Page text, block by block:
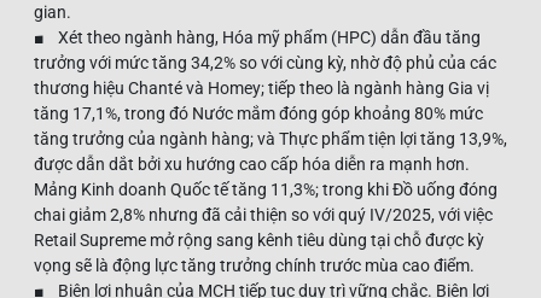
gian.
■ Xét theo ngành hàng, Hóa mỹ phẩm (HPC) dẫn đầu tăng
trưởng với mức tăng 34,2% so với cùng kỳ, nhờ độ phủ của các
thương hiệu Chanté và Homey; tiếp theo là ngành hàng Gia vị
tăng 17,1%, trong đó Nước mắm đóng góp khoảng 80% mức
tăng trưởng của ngành hàng; và Thực phẩm tiện lợi tăng 13,9%,
được dẫn dắt bởi xu hướng cao cấp hóa diễn ra mạnh hơn.
Mảng Kinh doanh Quốc tế tăng 11,3%; trong khi Đồ uống đóng
chai giảm 2,8% nhưng đã cải thiện so với quý IV/2025, với việc
Retail Supreme mở rộng sang kênh tiêu dùng tại chỗ được kỳ
vọng sẽ là động lực tăng trưởng chính trước mùa cao điểm.
■ Biên lợi nhuận của MCH tiếp tục duy trì vững chắc. Biên lợi